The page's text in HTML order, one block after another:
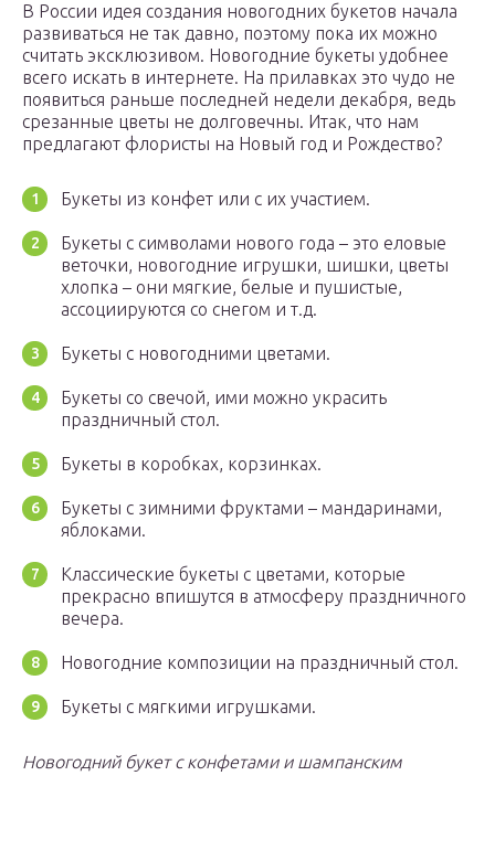
В России идея создания новогодних букетов начала
развиваться не так давно, поэтому пока их можно
считать эксклюзивом. Новогодние букеты удобнее
всего искать в интернете. На прилавках это чудо не
появиться раньше последней недели декабря, ведь
срезанные цветы не долговечны. Итак, что нам
предлагают флористы на Новый год и Рождество?
Букеты из конфет или с их участием.
Букеты с символами нового года – это еловые
веточки, новогодние игрушки, шишки, цветы
хлопка – они мягкие, белые и пушистые,
ассоциируются со снегом и т.д.
Букеты с новогодними цветами.
Букеты со свечой, ими можно украсить
праздничный стол.
Букеты в коробках, корзинках.
Букеты с зимними фруктами – мандаринами,
яблоками.
Классические букеты с цветами, которые
прекрасно впишутся в атмосферу праздничного
вечера.
Новогодние композиции на праздничный стол.
Букеты с мягкими игрушками.
Новогодний букет с конфетами и шампанским